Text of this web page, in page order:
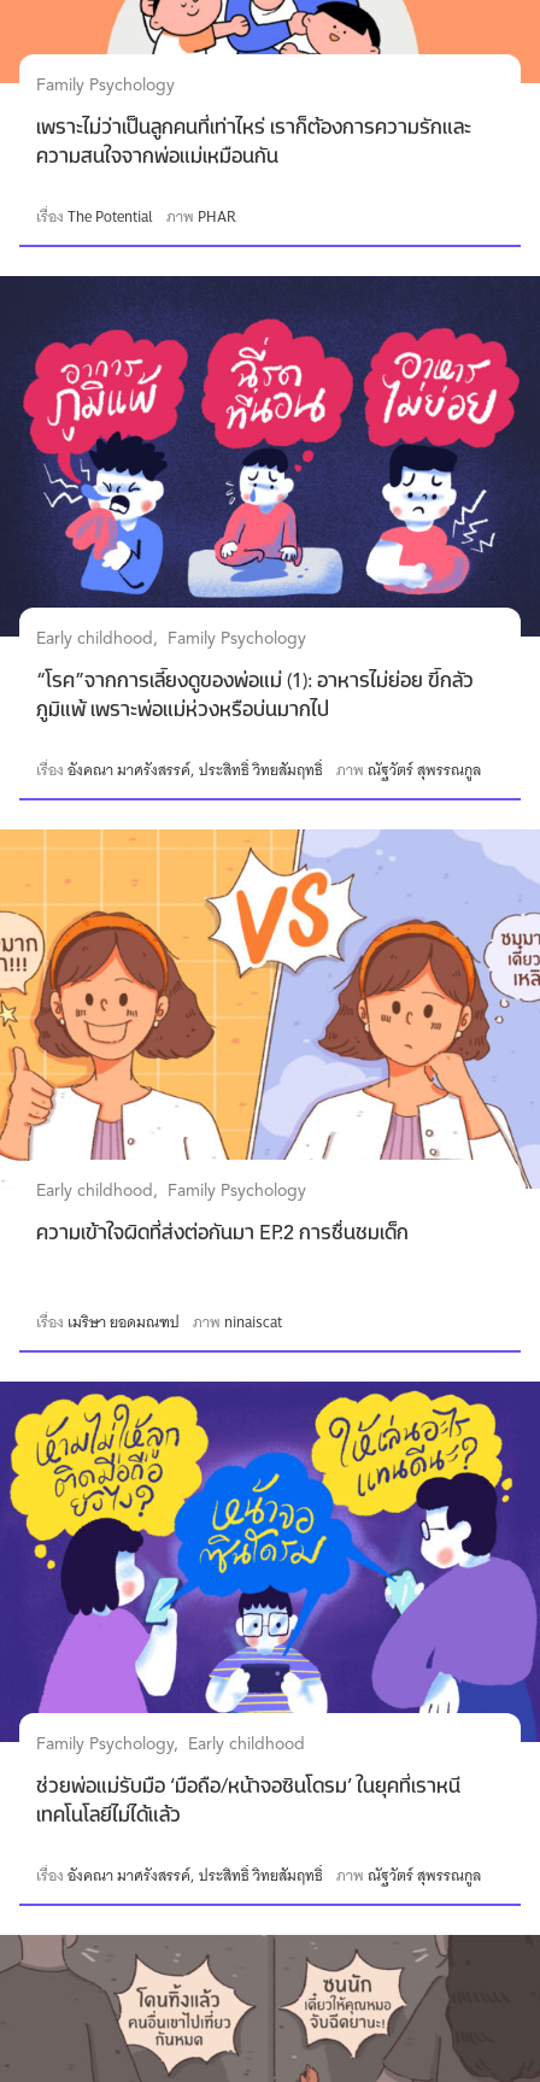
Family Psychology
เพราะไม่ว่าเป็นลูกคนที่เท่าไหร่ เราก็ต้องการความรักและ
ความสนใจจากพ่อแม่เหมือนกัน
เรื่องThe Potential ภาพ PHAR
Early childhood Family Psychology
“โรค”จากการเลี้ยงดูของพ่อแม่ (1): อาหารไม่ย่อย ขี้กลัว
ภูมิแพ้ เพราะพ่อแม่ห่วงหรือบ่นมากไป
เรื่องอังคณา มาศรังสรรค์ ประสิทธิ์ วิทยสัมฤทธิ์ ภาพณัฐวัตร์ สุพรรณกูล
Early childhood Family Psychology
ความเข้าใจผิดที่ส่งต่อกันมา EP.2 การชื่นชมเด็ก
เรื่อง เมริษา ยอดมณฑป ภาพ ninaiscat
Family Psychology Early childhood
ช่วยพ่อแม่รับมือ ‘มือถือ/หน้าจอซินโดรม’ ในยุคที่เราหนี
เทคโนโลยีไม่ได้แล้ว
เรื่องอังคณา มาศรังสรรค์ ประสิทธิ์ วิทยสัมฤทธิ์ ภาพณัฐวัตร์ สุพรรณกูล